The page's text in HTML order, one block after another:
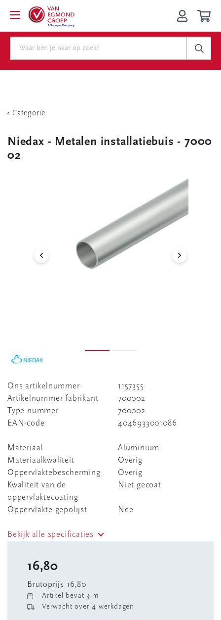
Categorie
Niedax - Metalen installatiebuis - 7000
02
Ons artikelnummer
1157355
Artikelnummer fabrikant
700002
Type nummer
700002
EAN-code
4046933001086
Materiaal
Aluminium
Materiaalkwaliteit
Overig
Oppervlaktebescherming
Overig
Kwaliteit van de
oppervlaktecoating
Niet gecoat
Oppervlakte gepolijst Nee
Bekijk alle specificaties
16,80
Brutoprijs 16,80
Artikel bevat 3 m
Verwacht over 4 werkdagen